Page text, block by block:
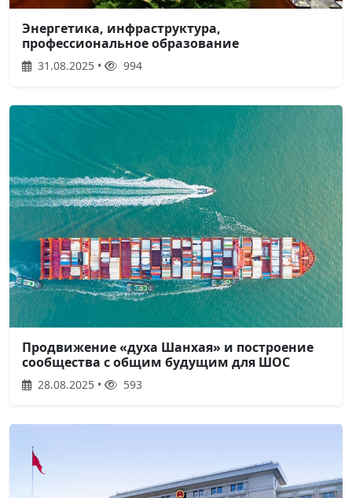
Энергетика, инфраструктура,
профессиональное образование
31.08.2025 • 994
Продвижение «духа Шанхая» и построение
сообщества с общим будущим для ШОС
28.08.2025 • 593